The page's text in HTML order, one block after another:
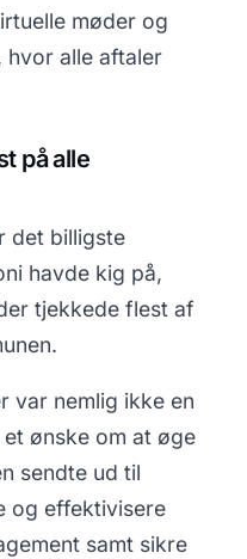
møder og
alle aftaler
på alle
det billigste
havde kig på,
tjekkede flest af
var nemlig ikke en
ønske om at øge
sendte ud til
og effektivisere
samt sikre